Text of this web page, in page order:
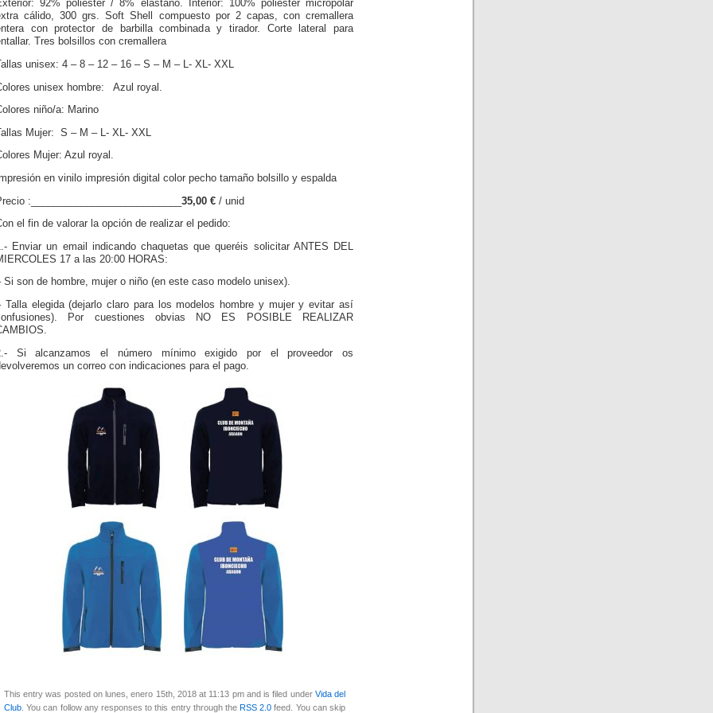
92% poliéster / 8% elastano. Interior: 100% poliester micropolar
cálido, 300 grs. Soft Shell compuesto por 2 capas, con cremallera
con protector de barbilla combinada y tirador. Corte lateral para
Tres bolsillos con cremallera
Tallas unisex: 4 – 8 – 12 – 16 – S – M – L- XL- XXL
unisex hombre: Azul royal.
niño/a: Marino
Mujer: S – M – L- XL- XXL
Mujer: Azul royal.
en vinilo impresión digital color pecho tamaño bolsillo y espalda
:___________________________ 35,00 € / unid
el fin de valorar la opción de realizar el pedido:
Enviar un email indicando chaquetas que queréis solicitar ANTES DEL
17 a las 20:00 HORAS:
Si son de hombre, mujer o niño (en este caso modelo unisex).
Talla elegida (dejarlo claro para los modelos hombre y mujer y evitar así
Por cuestiones obvias NO ES POSIBLE REALIZAR
Si alcanzamos el número mínimo exigido por el proveedor os
un correo con indicaciones para el pago.
This entry was posted on lunes, enero 15th, 2018 at 11:13 pm and is filed under Vida del
Club . You can follow any responses to this entry through theRSS 2.0 feed. You can skip